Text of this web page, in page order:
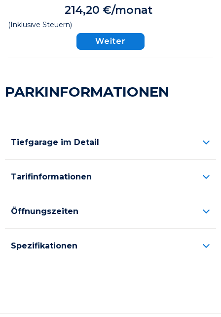
214,20 €/monat
(Inklusive Steuern)
Weiter
PARKINFORMATIONEN
Tiefgarage im Detail
Tarifinformationen
Öffnungszeiten
Spezifikationen